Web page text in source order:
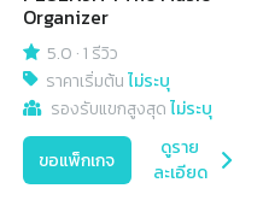
Organizer
5.0 ·1 รีวิว
ราคาเริ่มต้นไม่ระบุ
รองรับแขกสูงสุดไม่ระบุ
ขอแพ็กเกจ
ดูราย
ละเอียด